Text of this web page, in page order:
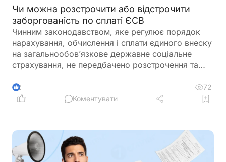
Чи можна розстрочити або відстрочити
заборгованість по сплаті ЄСВ
Чинним законодавством, яке регулює порядок
нарахування, обчислення і сплати єдиного внеску
на загальнообов’язкове державне соціальне
страхування, не передбачено розстрочення та
внеску
2
72
Коментувати